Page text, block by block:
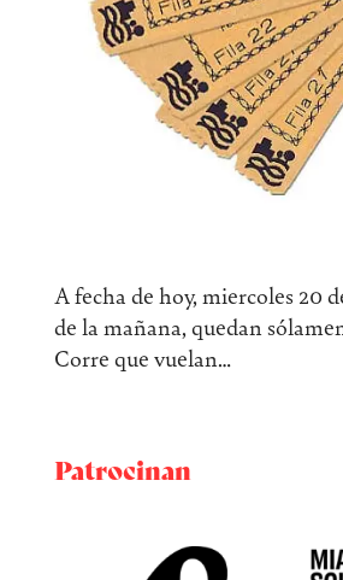
A fecha de hoy, miercoles 20
de la mañana, quedan
Corre que vuelan…
Patrocinan